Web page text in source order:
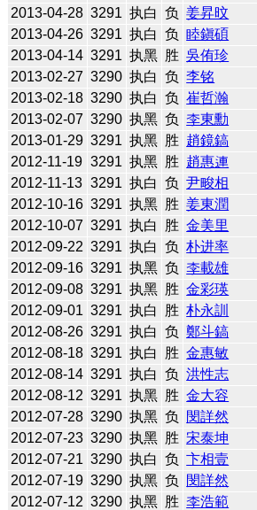
2013-04-28 3291 执白 负 姜昇旼
2013-04-26 3291 执白 负 睦鎭碩
2013-04-14 3291 执黑 胜 吳侑珍
2013-02-27 3290 执白 负 李铭
2013-02-18 3290 执白 负 崔哲瀚
2013-02-07 3290 执黑 负 李東勳
2013-01-29 3291 执黑 胜 趙鏡鎬
2012-11-19 3291 执黑 胜 趙惠連
2012-11-13 3291 执白 负 尹畯相
2012-10-16 3291 执黑 胜 姜東潤
2012-10-07 3291 执白 胜 金美里
2012-09-22 3291 执白 负 朴进率
2012-09-16 3291 执黑 负 李載雄
2012-09-08 3291 执黑 胜 金彩瑛
2012-09-01 3291 执白 胜 朴永訓
2012-08-26 3291 执白 负 鄭斗鎬
2012-08-18 3291 执白 胜 金惠敏
2012-08-14 3291 执白 负 洪性志
2012-08-12 3291 执黑 胜 金大容
2012-07-28 3290 执黑 负 閔詳然
2012-07-23 3290 执黑 胜 宋泰坤
2012-07-21 3290 执白 负 卞相壹
2012-07-19 3290 执黑 负 閔詳然
2012-07-12 3290 执黑 胜 李浩範